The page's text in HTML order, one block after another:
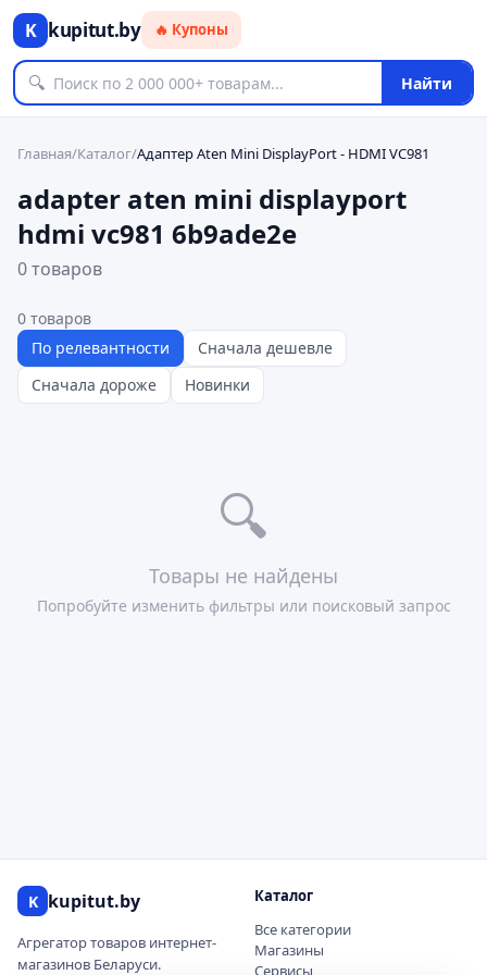
K kupitut.by 🔥 Купоны
🔍 Найти
Главная/Каталог/Адаптер Aten Mini DisplayPort - HDMI VC981
adapter aten mini displayport
hdmi vc981 6b9ade2e
0 товаров
0 товаров
По релевантности
Сначала дешевле
Сначала дороже
Новинки
🔍
Товары не найдены
Попробуйте изменить фильтры или поисковый запрос
K kupitut.by
Агрегатор товаров интернет-
магазинов Беларуси.
Каталог
Все категории
Магазины
Сервисы